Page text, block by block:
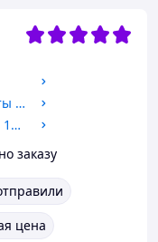
Монета Восточная Карибские штаты 1 цент 1981
Монета Тринідад і Тобаго 10 центів 1966-1972
заказу
цена